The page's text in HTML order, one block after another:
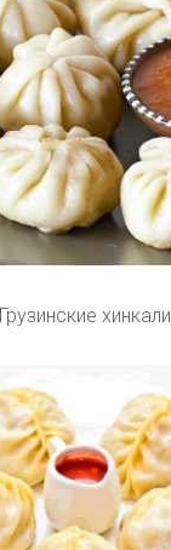
Грузинские хинкали